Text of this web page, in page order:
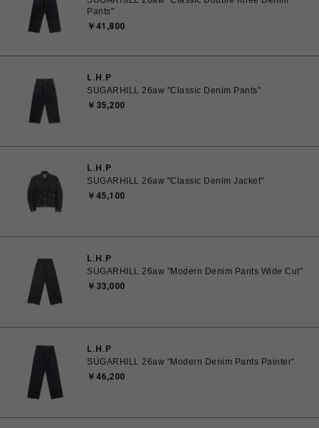
Pants"
￥41,800
L.H.P
SUGARHILL 26aw "Classic Denim Pants"
￥35,200
L.H.P
SUGARHILL 26aw "Classic Denim Jacket"
￥45,100
L.H.P
SUGARHILL 26aw "Modern Denim Pants Wide Cut"
￥33,000
L.H.P
SUGARHILL 26aw "Modern Denim Pants Painter"
￥46,200